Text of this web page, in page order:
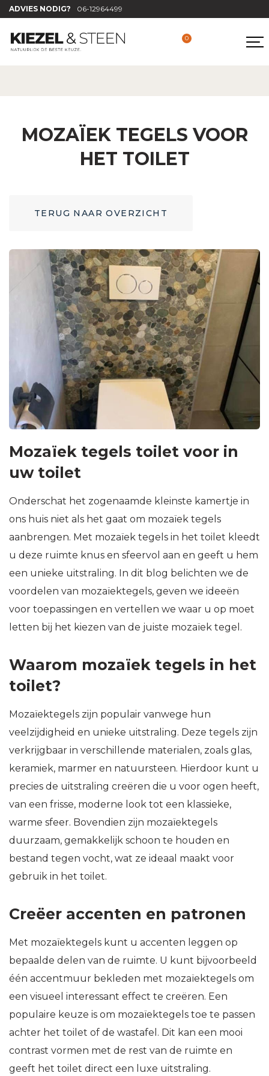
ADVIES NODIG? 06-12964499
0
MOZAÏEK TEGELS VOOR
HET TOILET
TERUG NAAR OVERZICHT
Mozaïek tegels toilet voor in
uw toilet
Onderschat het zogenaamde kleinste kamertje in
ons huis niet als het gaat om mozaïek tegels
aanbrengen. Met mozaïek tegels in het toilet kleedt
u deze ruimte knus en sfeervol aan en geeft u hem
een unieke uitstraling. In dit blog belichten we de
voordelen van mozaïektegels, geven we ideeën
voor toepassingen en vertellen we waar u op moet
letten bij het kiezen van de juiste mozaïek tegel.
Waarom mozaïek tegels in het
toilet?
Mozaïektegels zijn populair vanwege hun
veelzijdigheid en unieke uitstraling. Deze tegels zijn
verkrijgbaar in verschillende materialen, zoals glas,
keramiek, marmer en natuursteen. Hierdoor kunt u
precies de uitstraling creëren die u voor ogen heeft,
van een frisse, moderne look tot een klassieke,
warme sfeer. Bovendien zijn mozaïektegels
duurzaam, gemakkelijk schoon te houden en
bestand tegen vocht, wat ze ideaal maakt voor
gebruik in het toilet.
Creëer accenten en patronen
Met mozaïektegels kunt u accenten leggen op
bepaalde delen van de ruimte. U kunt bijvoorbeeld
één accentmuur bekleden met mozaïektegels om
een visueel interessant effect te creëren. Een
populaire keuze is om mozaïektegels toe te passen
achter het toilet of de wastafel. Dit kan een mooi
contrast vormen met de rest van de ruimte en
geeft het toilet direct een luxe uitstraling.